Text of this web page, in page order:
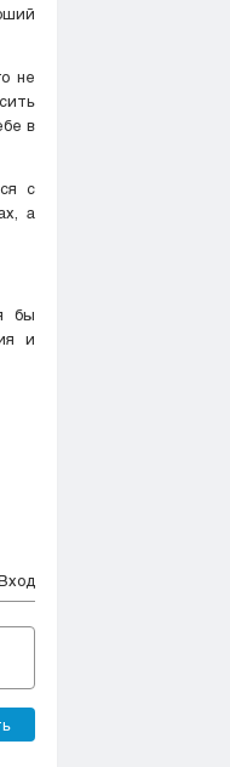
не
в
с
а
бы
и